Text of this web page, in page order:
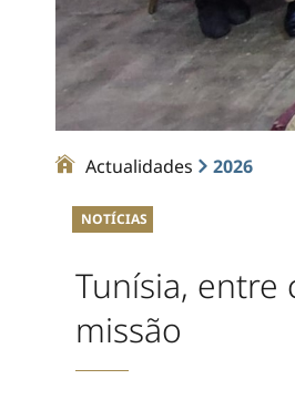
Actualidades 2026
NOTÍCIAS
Tunísia, entre
missão